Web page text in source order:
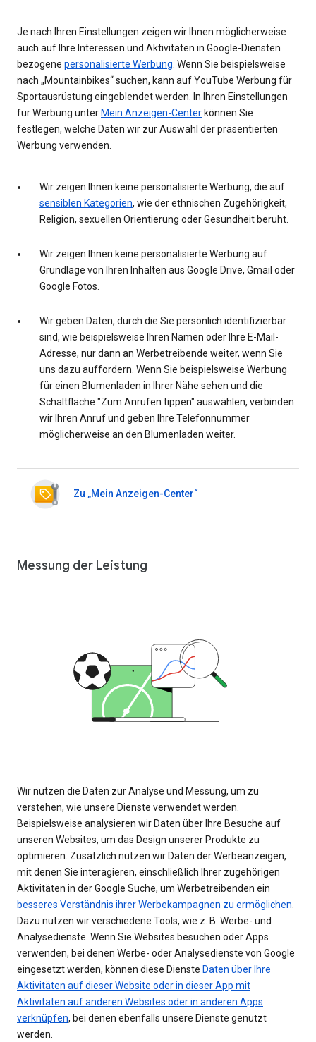
Je nach Ihren Einstellungen zeigen wir Ihnen möglicherweise
auch auf Ihre Interessen und Aktivitäten in Google-Diensten
bezogene personalisierte Werbung . Wenn Sie beispielsweise
nach „Mountainbikes“ suchen, kann auf YouTube Werbung für
Sportausrüstung eingeblendet werden. In Ihren Einstellungen
für Werbung unterMein Anzeigen-Centerkönnen Sie
festlegen, welche Daten wir zur Auswahl der präsentierten
Werbung verwenden.
Wir zeigen Ihnen keine personalisierte Werbung, die auf
sensiblen Kategorien, wie der ethnischen Zugehörigkeit,
Religion, sexuellen Orientierung oder Gesundheit beruht.
Wir zeigen Ihnen keine personalisierte Werbung auf
Grundlage von Ihren Inhalten aus Google Drive, Gmail oder
Google Fotos.
Wir geben Daten, durch die Sie persönlich identifizierbar
sind, wie beispielsweise Ihren Namen oder Ihre E-Mail-
Adresse, nur dann an Werbetreibende weiter, wenn Sie
uns dazu auffordern. Wenn Sie beispielsweise Werbung
für einen Blumenladen in Ihrer Nähe sehen und die
Schaltfläche "Zum Anrufen tippen" auswählen, verbinden
wir Ihren Anruf und geben Ihre Telefonnummer
möglicherweise an den Blumenladen weiter.
Zu „Mein Anzeigen-Center“
Messung der Leistung
Wir nutzen die Daten zur Analyse und Messung, um zu
verstehen, wie unsere Dienste verwendet werden.
Beispielsweise analysieren wir Daten über Ihre Besuche auf
unseren Websites, um das Design unserer Produkte zu
optimieren. Zusätzlich nutzen wir Daten der Werbeanzeigen,
mit denen Sie interagieren, einschließlich Ihrer zugehörigen
Aktivitäten in der Google Suche, um Werbetreibenden ein
besseres Verständnis ihrer Werbekampagnen zu ermöglichen.
Dazu nutzen wir verschiedene Tools, wie z. B. Werbe- und
Analysedienste. Wenn Sie Websites besuchen oder Apps
verwenden, bei denen Werbe- oder Analysedienste von Google
eingesetzt werden, können diese Dienste Daten über Ihre
Aktivitäten auf dieser Website oder in dieser App mit
Aktivitäten auf anderen Websites oder in anderen Apps
verknüpfen, bei denen ebenfalls unsere Dienste genutzt
werden.